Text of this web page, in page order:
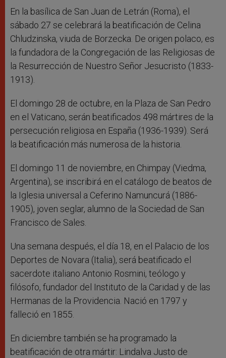
En la basílica de San Juan de Letrán (Roma), el
sábado 27 se celebrará la beatificación de Celina
Chludzinska, viuda de Borzecka. De origen polaco, es
la fundadora de la Congregación de las Religiosas de
la Resurrección de Nuestro Señor Jesucristo (1833-
1913).
El domingo 28 de octubre, en la Plaza de San Pedro
en el Vaticano, serán beatificados 498 mártires de la
persecución religiosa en España (1936-1939). Será
la beatificación más numerosa de la historia.
El domingo 11 de noviembre, en Chimpay (Viedma,
Argentina), se inscribirá en el catálogo de beatos de
la Iglesia universal a Ceferino Namuncurá (1886-
1905), joven seglar, alumno de la Sociedad de San
Francisco de Sales.
Una semana después, el día 18, en el Palacio de los
Deportes de Novara (Italia), será beatificado el
sacerdote italiano Antonio Rosmini, teólogo y
filósofo, fundador del Instituto de la Caridad y de las
Hermanas de la Providencia. Nació en 1797 y
falleció en 1855.
En diciembre también se ha programado la
beatificación de otra mártir: Lindalva Justo de